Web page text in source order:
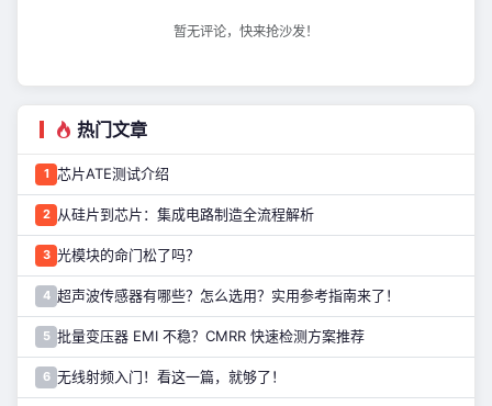
暂无评论，快来抢沙发！
热门文章
1 芯片ATE测试介绍
2 从硅片到芯片：集成电路制造全流程解析
3 光模块的命门松了吗？
4 超声波传感器有哪些？怎么选用？实用参考指南来了！
5 批量变压器 EMI 不稳？CMRR 快速检测方案推荐
6 无线射频入门！看这一篇，就够了！